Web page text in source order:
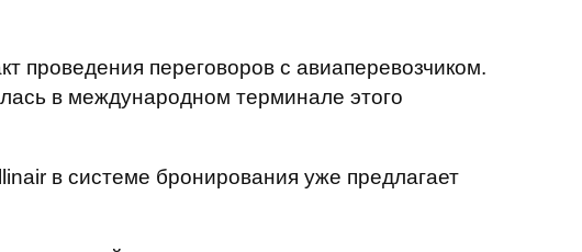
проведения переговоров с авиаперевозчиком.
в международном терминале этого
в системе бронирования уже предлагает